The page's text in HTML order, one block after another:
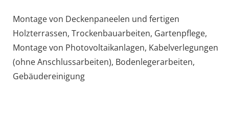
Montage von Deckenpaneelen und fertigen
Holzterrassen, Trockenbauarbeiten, Gartenpflege,
Montage von Photovoltaikanlagen, Kabelverlegungen
(ohne Anschlussarbeiten), Bodenlegerarbeiten,
Gebäudereinigung